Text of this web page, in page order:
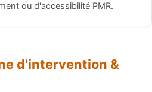
ou d'accessibilité PMR.
d'intervention &